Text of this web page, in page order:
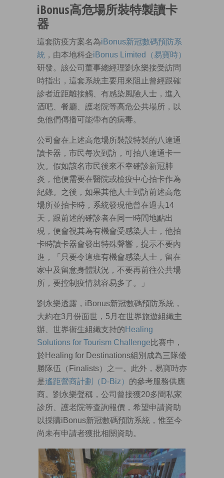
iBonus高危場所裝特製讀卡
器
這套防疫方案名為iBonus新冠數碼預防系
統 ，由本地科企iBonus Limited（易寶時）
研發。該公司董事總經理劉永樂接受訪問
時指出，這套系統主要用來阻止曾經跟確
診者近距離接觸、有感染風險人士，進入
酒吧、餐廳、護老院等高危公共場所，以
免他們傳播可能帶有的病毒。
公司會在上述高危場所裝設特製的八達通
讀卡器，市民每次到訪，可拍八達通卡一
次。假如該名市民後來不幸確診新冠肺
炎，他便需要在醫院或檢疫中心拍卡作為
紀錄。之後，如果其他人士到訪前述高危
場所並拍卡時，系統發現他曾在過去14
天，跟前述的確診者在同一時間地點出
現，便會視其為有機會受感染人士，他拍
卡時讀卡器會發出特殊聲響，提示不要內
進，「只要令這班有機會感染人士，留在
家中及留意身體狀況，不要再前往公共場
所，要控制疫情就容易多了。」
劉永樂透露，iBonus新冠數碼預防系統，
大約在3月份面世，5月在世界旅遊組織主
辦、世界衞生組織支持的 Healing
Solutions for Tourism Challenge 比賽中，
於Healing for Destinations組別成為三隊優
勝隊伍（Finalists）之一。此外，易寶時亦
是遙距營商計劃（D-Biz） 的參考服務供應
商。劉永樂聲稱，公司曾接獲20多間私家
診所、護老院等查詢報價，希望申請資助
以採購iBonus新冠數碼預防系統，惟至今
尚未有申請者獲批相關資助。